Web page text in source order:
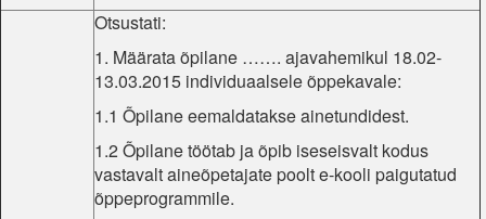
Otsustati:
1. Määrata õpilane ……. ajavahemikul 18.02-
13.03.2015 individuaalsele õppekavale:
1.1 Õpilane eemaldatakse ainetundidest.
1.2 Õpilane töötab ja õpib iseseisvalt kodus
vastavalt aineõpetajate poolt e-kooli paigutatud
õppeprogrammile.